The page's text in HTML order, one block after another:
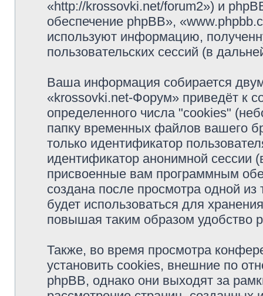
«http://krossovki.net/forum2») и
обеспечение phpBB»,
используют информацию,
пользовательских сессий (в
Ваша информация собирается
«krossovki.net-Форум» приведёт к
определенного числа "cookies"
папку временных файлов вашего
только идентификатор
идентификатор анонимной сессии
присвоенные вам программным
создана после просмотра одной
будет использоваться для
повышая таким образом удобство
Также, во время просмотра
установить cookies, внешние по
phpBB, однако они выходят за